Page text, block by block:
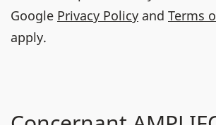
Google Privacy Policy and Terms
apply.